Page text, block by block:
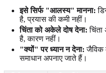
इसे सिर्फ "आलस्य" मानना:
है, प्रयास की कमी नहीं।
चिंता को अकेले दोष देना:
है, कारण नहीं।
"क्यों" पर ध्यान न देना: जैविक
समाधान अपनाए जाते हैं।